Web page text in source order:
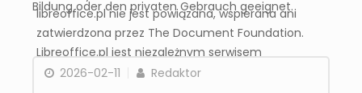
Bildung oder den privaten Gebrauch geeignet.
2026-02-11 Redaktor
libreoffice.pl nie jest powiązana, wspierana ani
zatwierdzona przez The Document Foundation.
Libreoffice.pl jest niezależnym serwisem
informacyjnym poświęconym pakietowi